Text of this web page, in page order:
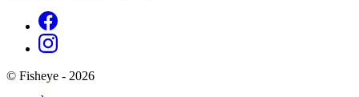
© Fisheye - 2026